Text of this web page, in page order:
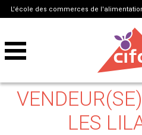
L'école des commerces de
LES